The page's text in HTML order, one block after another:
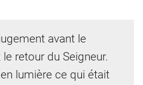
avant le
retour du Seigneur.
lumière ce qui était